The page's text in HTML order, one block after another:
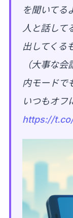
を聞いてる
人と話して
出してくる
（大事な
内モードで
いつもオフ
https://